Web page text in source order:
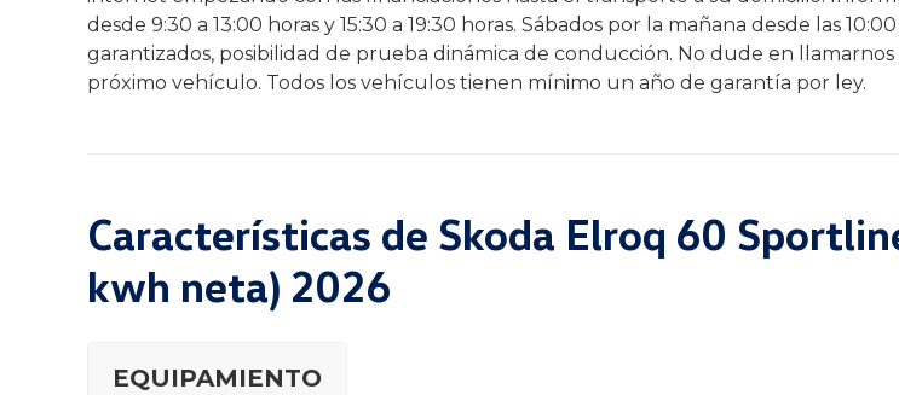
desde 9:30 a 13:00 horas y 15:30 a 19:30 horas. Sábados por la mañana desde las
garantizados, posibilidad de prueba dinámica de conducción. No dude en
próximo vehículo. Todos los vehículos tienen mínimo un año de garantía por ley.
Características de Skoda Elroq 60
kwh neta) 2026
EQUIPAMIENTO